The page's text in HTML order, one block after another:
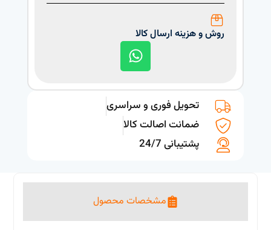
روش و هزینه ارسال کالا
تحویل فوری و سراسری
ضمانت اصالت کالا
پشتیبانی 24/7
مشخصات محصول